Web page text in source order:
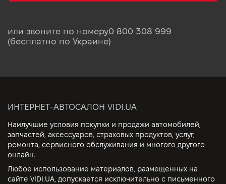
или звоните по номеру0 800 308 999
(бесплатно по Украине)
ИНТЕРНЕТ-АВТОСАЛОН VIDI.UA
Наилучшие условия покупки и продажи автомобилей,
запчастей, аксессуаров, страховых продуктов, услуг,
ремонта, сервисного обслуживания и многого другого
онлайн.
Любое использование материалов, размещенных на
сайте VIDI.UA, допускается исключительно с письменного